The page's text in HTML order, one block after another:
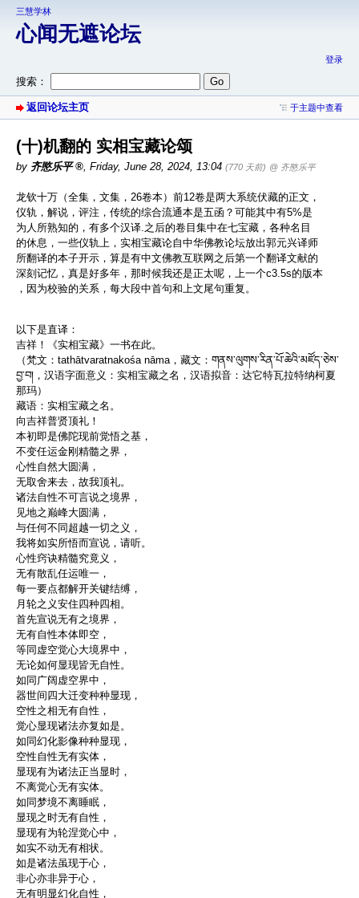
三慧学林
心闻无遮论坛
登录
搜索：
返回论坛主页 于主题中查看
(十)机翻的 实相宝藏论颂
by 齐愍乐平 , Friday, June 28, 2024, 13:04 (770 天前) @ 齐愍乐平
龙钦十万（全集，文集，26卷本）前12卷是两大系统伏藏的正文，
仪轨，解说，评注，传统的综合流通本是五函？可能其中有5%是
为人所熟知的，有多个汉译.之后的卷目集中在七宝藏，各种名目
的休息，一些仪轨上，实相宝藏论自中华佛教论坛放出郭元兴译师
所翻译的本子开示，算是有中文佛教互联网之后第一个翻译文献的
深刻记忆，真是好多年，那时候我还是正太呢，上一个c3.5s的版本
，因为校验的关系，每大段中首句和上文尾句重复。
以下是直译：
吉祥！《实相宝藏》一书在此。
（梵文：tathātvaratnakośa nāma，藏文：གནས་ལུགས་རིན་པོ་ཆེའི་མཛོད་ཅེས་
བྱ་བ།，汉语字面意义：实相宝藏之名，汉语拟音：达它特瓦拉特纳柯夏
那玛）
藏语：实相宝藏之名。
向吉祥普贤顶礼！
本初即是佛陀现前觉悟之基，
不变任运金刚精髓之界，
心性自然大圆满，
无取舍来去，故我顶礼。
诸法自性不可言说之境界，
见地之巅峰大圆满，
与任何不同超越一切之义，
我将如实所悟而宣说，请听。
心性窍诀精髓究竟义，
无有散乱任运唯一，
每一要点都解开关键结缚，
月轮之义安住四种四相。
首先宣说无有之境界，
无有自性本体即空，
等同虚空觉心大境界中，
无论如何显现皆无自性。
如同广阔虚空界中，
器世间四大迁变种种显现，
空性之相无有自性，
觉心显现诸法亦复如是。
如同幻化影像种种显现，
空性自性无有实体，
显现有为诸法正当显时，
不离觉心无有实体。
如同梦境不离睡眠，
显现之时无有自性，
显现有为轮涅觉心中，
如实不动无有相状。
如是诸法虽现于心，
非心亦非异于心，
无有明显幻化自性，